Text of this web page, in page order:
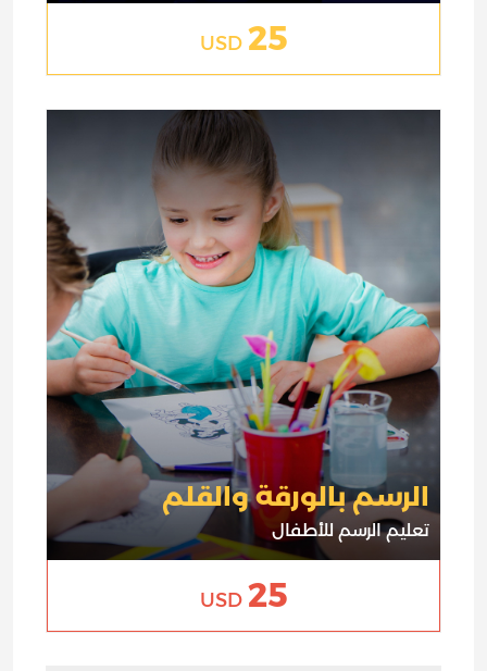
25
USD
الرسم بالورقة والقلم
تعليم الرسم للأطفال
25
USD